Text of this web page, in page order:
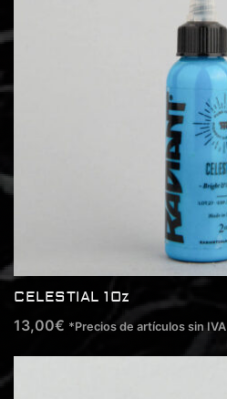
CELESTIAL 1Oz
13,00€ *Precios de artículos sin IVA